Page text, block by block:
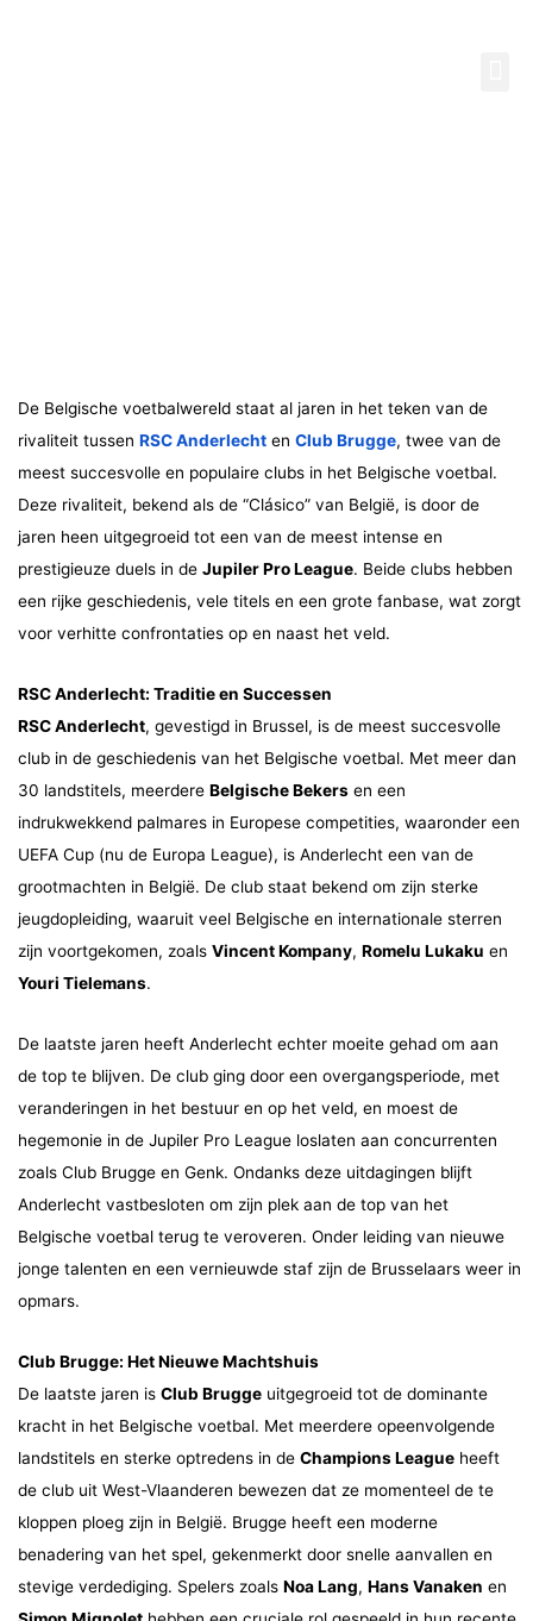
De Belgische voetbalwereld staat al jaren in het teken van de
rivaliteit tussen RSC Anderlecht en Club Brugge, twee van de
meest succesvolle en populaire clubs in het Belgische voetbal.
Deze rivaliteit, bekend als de “Clásico” van België, is door de
jaren heen uitgegroeid tot een van de meest intense en
prestigieuze duels in de Jupiler Pro League. Beide clubs hebben
een rijke geschiedenis, vele titels en een grote fanbase, wat zorgt
voor verhitte confrontaties op en naast het veld.
RSC Anderlecht: Traditie en Successen
RSC Anderlecht, gevestigd in Brussel, is de meest succesvolle
club in de geschiedenis van het Belgische voetbal. Met meer dan
30 landstitels, meerdere Belgische Bekers en een
indrukwekkend palmares in Europese competities, waaronder een
UEFA Cup (nu de Europa League), is Anderlecht een van de
grootmachten in België. De club staat bekend om zijn sterke
jeugdopleiding, waaruit veel Belgische en internationale sterren
zijn voortgekomen, zoals Vincent Kompany, Romelu Lukaku en
Youri Tielemans.
De laatste jaren heeft Anderlecht echter moeite gehad om aan
de top te blijven. De club ging door een overgangsperiode, met
veranderingen in het bestuur en op het veld, en moest de
hegemonie in de Jupiler Pro League loslaten aan concurrenten
zoals Club Brugge en Genk. Ondanks deze uitdagingen blijft
Anderlecht vastbesloten om zijn plek aan de top van het
Belgische voetbal terug te veroveren. Onder leiding van nieuwe
jonge talenten en een vernieuwde staf zijn de Brusselaars weer in
opmars.
Club Brugge: Het Nieuwe Machtshuis
De laatste jaren is Club Brugge uitgegroeid tot de dominante
kracht in het Belgische voetbal. Met meerdere opeenvolgende
landstitels en sterke optredens in de Champions League heeft
de club uit West-Vlaanderen bewezen dat ze momenteel de te
kloppen ploeg zijn in België. Brugge heeft een moderne
benadering van het spel, gekenmerkt door snelle aanvallen en
stevige verdediging. Spelers zoals Noa Lang, Hans Vanaken en